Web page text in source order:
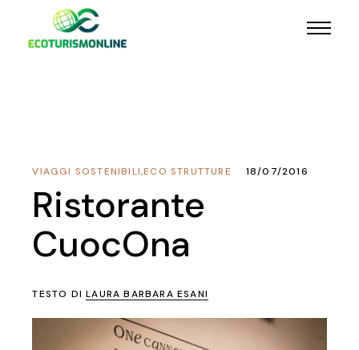
ECO STRUTTURE
,
VIAGGI SOSTENIBILI 18/07/2016
Ristorante
CuocOna
TESTO DILAURA BARBARA ESANI